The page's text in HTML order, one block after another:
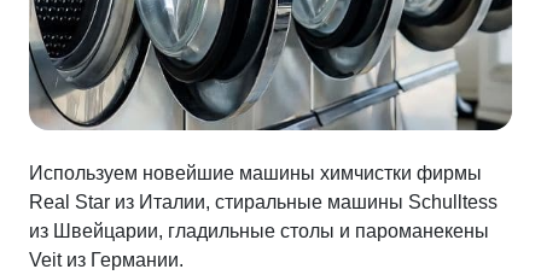
Используем новейшие машины химчистки фирмы
Real Star из Италии, стиральные машины Schulltess
из Швейцарии, гладильные столы и пароманекены
Veit из Германии.